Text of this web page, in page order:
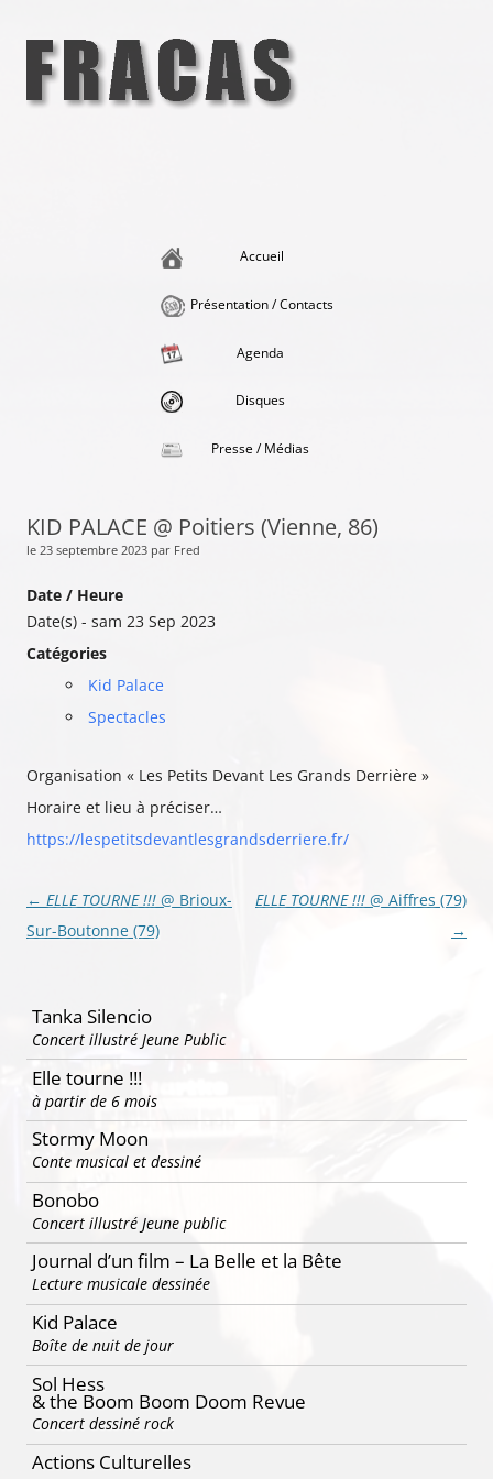
contenu
Accueil
Présentation / Contacts
Agenda
Disques
Presse / Médias
KID PALACE @ Poitiers (Vienne, 86)
le 23 septembre 2023 par Fred
Date / Heure
Date(s) - sam 23 Sep 2023
Catégories
Kid Palace
Spectacles
Organisation « Les Petits Devant Les Grands Derrière »
Horaire et lieu à préciser…
https://lespetitsdevantlesgrandsderriere.fr/
Navigation
des
← ELLE TOURNE !!! @ Brioux-
Sur-Boutonne (79)
ELLE TOURNE !!! @ Aiffres (79)
→
Tanka Silencio
Concert illustré Jeune Public
Elle tourne !!!
à partir de 6 mois
Stormy Moon
Conte musical et dessiné
Bonobo
Concert illustré Jeune public
Journal d’un film – La Belle et la Bête
Lecture musicale dessinée
Kid Palace
Boîte de nuit de jour
Sol Hess
& the Boom Boom Doom Revue
Concert dessiné rock
Actions Culturelles